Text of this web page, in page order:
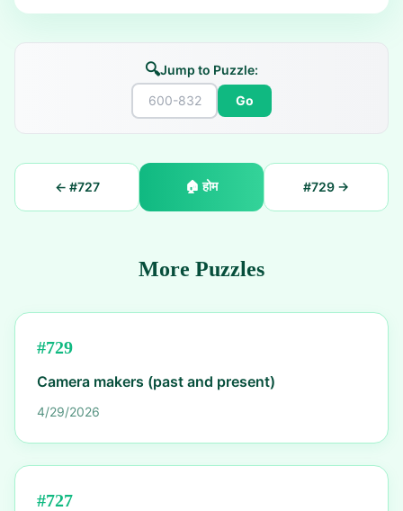
🔍Jump to Puzzle:
Go
← #727 🏠होम #729→
More Puzzles
#729
Camera makers (past and present)
4/29/2026
#727